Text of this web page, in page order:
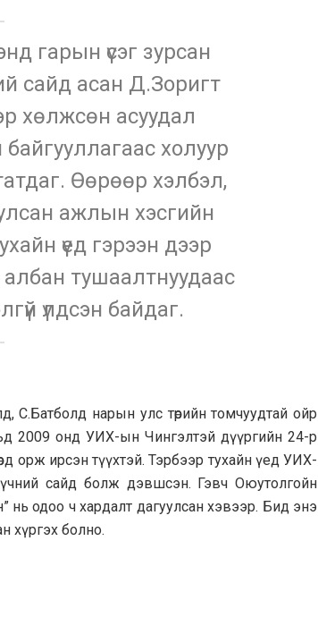
гарын үсэг зурсан
сайд асан Д.Зоригт
хөлжсөн асуудал
холуур
Өөрөөр хэлбэл,
ажлын хэсгийн
үед гэрээн дээр
тушаалтнуудаас
үлдсэн байдаг.
С.Батболд нарын улс төрийн томчуудтай ойр
2009 онд УИХ-ын Чингэлтэй дүүргийн 24-р
орж ирсэн түүхтэй. Тэрбээр тухайн үед УИХ-
сайд болж дэвшсэн. Гэвч Оюутолгойн
нь одоо ч хардалт дагуулсан хэвээр. Бид энэ
хүргэх болно.